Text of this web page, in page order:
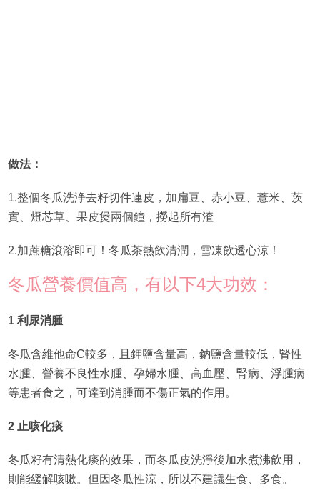
做法：
1.整個冬瓜洗浄去籽切件連皮，加扁豆、赤小豆、薏米、茨
實、燈芯草、果皮煲兩個鐘，撈起所有渣
2.加蔗糖滾溶即可！冬瓜茶熱飲清潤，雪凍飲透心涼！
冬瓜營養價值高，有以下4大功效：
1 利尿消腫
冬瓜含維他命C較多，且鉀鹽含量高，鈉鹽含量較低，腎性
水腫、營養不良性水腫、孕婦水腫、高血壓、腎病、浮腫病
等患者食之，可達到消腫而不傷正氣的作用。
2 止咳化痰
冬瓜籽有清熱化痰的效果，而冬瓜皮洗淨後加水煮沸飲用，
則能緩解咳嗽。但因冬瓜性涼，所以不建議生食、多食。